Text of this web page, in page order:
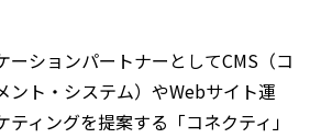
ーションパートナーとしてCMS（コ
ント・システム）やWebサイト運
ィングを提案する「コネクティ」